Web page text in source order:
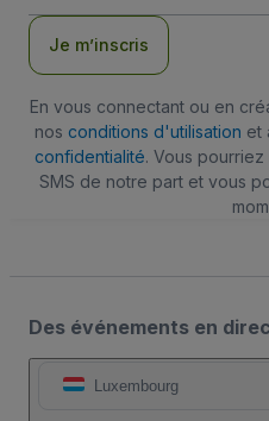
Je m’inscris
En vous connectant ou en
nos conditions d'utilisation et
confidentialité. Vous
SMS de notre part et vous
Des événements en
Luxembourg